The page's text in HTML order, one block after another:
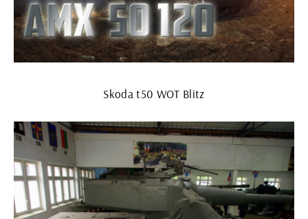
Skoda t50 WOT Blitz